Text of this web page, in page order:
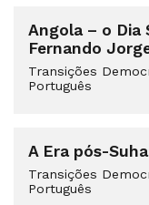
Angola – o Dia
Fernando
Transições
Português
A Era pós-
Transições
Português